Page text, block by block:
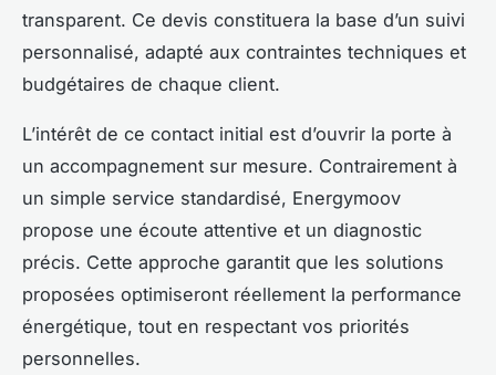
transparent. Ce devis constituera la base d’un suivi
personnalisé, adapté aux contraintes techniques et
budgétaires de chaque client.
L’intérêt de ce contact initial est d’ouvrir la porte à
un accompagnement sur mesure. Contrairement à
un simple service standardisé, Energymoov
propose une écoute attentive et un diagnostic
précis. Cette approche garantit que les solutions
proposées optimiseront réellement la performance
énergétique, tout en respectant vos priorités
personnelles.